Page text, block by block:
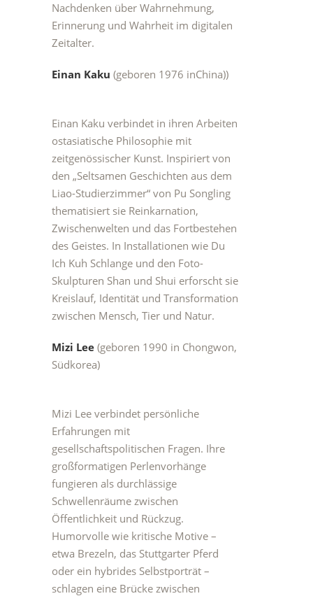
Nachdenken über Wahrnehmung,
Erinnerung und Wahrheit im digitalen
Zeitalter.
Einan Kaku (geboren 1976 inChina))
Einan Kaku verbindet in ihren Arbeiten
ostasiatische Philosophie mit
zeitgenössischer Kunst. Inspiriert von
den „Seltsamen Geschichten aus dem
Liao-Studierzimmer“ von Pu Songling
thematisiert sie Reinkarnation,
Zwischenwelten und das Fortbestehen
des Geistes. In Installationen wie Du
Ich Kuh Schlange und den Foto-
Skulpturen Shan und Shui erforscht sie
Kreislauf, Identität und Transformation
zwischen Mensch, Tier und Natur.
Mizi Lee (geboren 1990 in Chongwon,
Südkorea)
Mizi Lee verbindet persönliche
Erfahrungen mit
gesellschaftspolitischen Fragen. Ihre
großformatigen Perlenvorhänge
fungieren als durchlässige
Schwellenräume zwischen
Öffentlichkeit und Rückzug.
Humorvolle wie kritische Motive –
etwa Brezeln, das Stuttgarter Pferd
oder ein hybrides Selbstporträt –
schlagen eine Brücke zwischen